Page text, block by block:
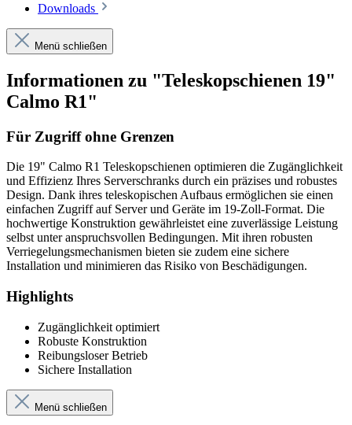
Downloads
Menü schließen
Informationen zu "Teleskopschienen 19"
Calmo R1"
Für Zugriff ohne Grenzen
Die 19" Calmo R1 Teleskopschienen optimieren die Zugänglichkeit
und Effizienz Ihres Serverschranks durch ein präzises und robustes
Design. Dank ihres teleskopischen Aufbaus ermöglichen sie einen
einfachen Zugriff auf Server und Geräte im 19-Zoll-Format. Die
hochwertige Konstruktion gewährleistet eine zuverlässige Leistung
selbst unter anspruchsvollen Bedingungen. Mit ihren robusten
Verriegelungsmechanismen bieten sie zudem eine sichere
Installation und minimieren das Risiko von Beschädigungen.
Highlights
Zugänglichkeit optimiert
Robuste Konstruktion
Reibungsloser Betrieb
Sichere Installation
Menü schließen